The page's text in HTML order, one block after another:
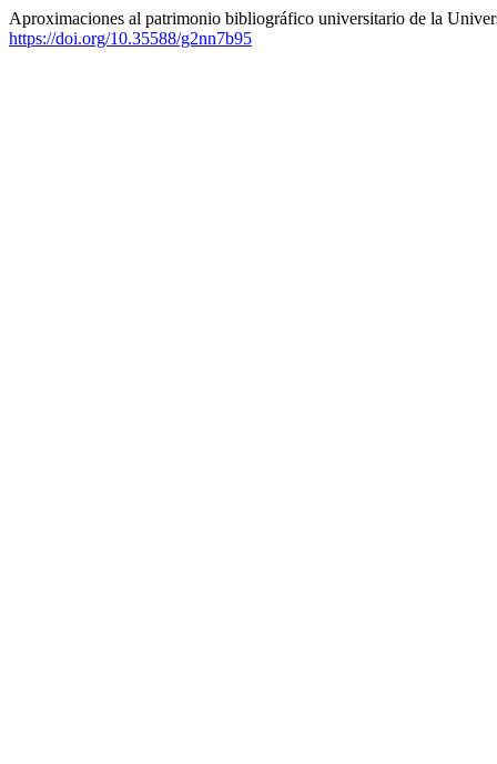
Aproximaciones al patrimonio bibliográfico universitario de la
https://doi.org/10.35588/g2nn7b95